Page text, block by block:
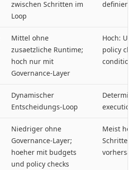
zwischen Schritten im
Loop
Mittel ohne
zusaetzliche Runtime;
hoch nur mit
Governance-Layer
Hoch:
policy
Dynamischer
Entscheidungs-Loop
Niedriger ohne
Governance-Layer;
hoeher mit budgets
und policy checks
Meist
Schritte